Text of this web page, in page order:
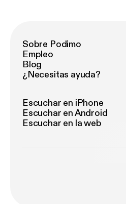
Sobre Podimo
Empleo
Blog
¿Necesitas ayuda?
Escuchar en iPhone
Escuchar en Android
Escuchar en la web